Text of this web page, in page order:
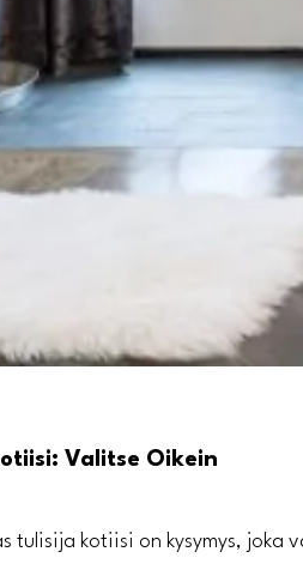
Valitse Oikein
tulisija kotiisi on kysymys, joka